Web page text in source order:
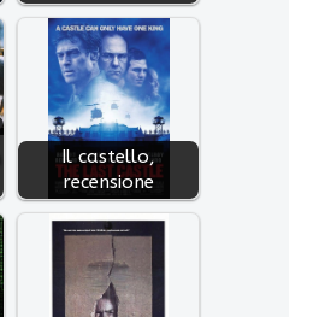
Il castello,
recensione